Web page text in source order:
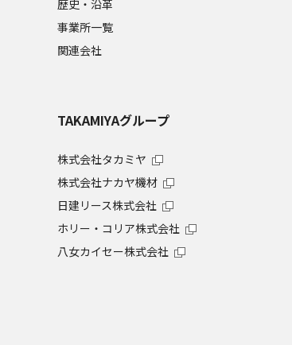
歴史・沿革
事業所一覧
関連会社
TAKAMIYAグループ
株式会社タカミヤ
株式会社ナカヤ機材
日建リース株式会社
ホリー・コリア株式会社
八女カイセー株式会社